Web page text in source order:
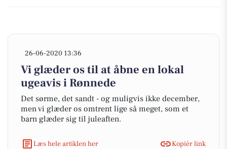
26-06-2020 13:36
Vi glæder os til at åbne en lokal
ugeavis i Rønnede
Det sørme, det sandt - og muligvis ikke december,
men vi glæder os omtrent lige så meget, som et
barn glæder sig til juleaften.
Læs hele artiklen her Kopiér link